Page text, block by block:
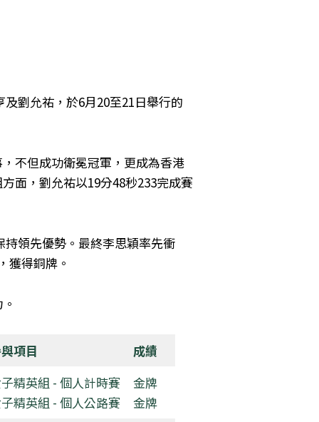
劉允祐，於6月20至21日舉行的
不但成功衛冕冠軍，更成為香港
面，劉允祐以19分48秒233完成賽
領先優勢。最終李思穎率先衝
獲得銅牌。
項目
成績
精英組 - 個人計時賽
精英組 - 個人公路賽
金牌
金牌